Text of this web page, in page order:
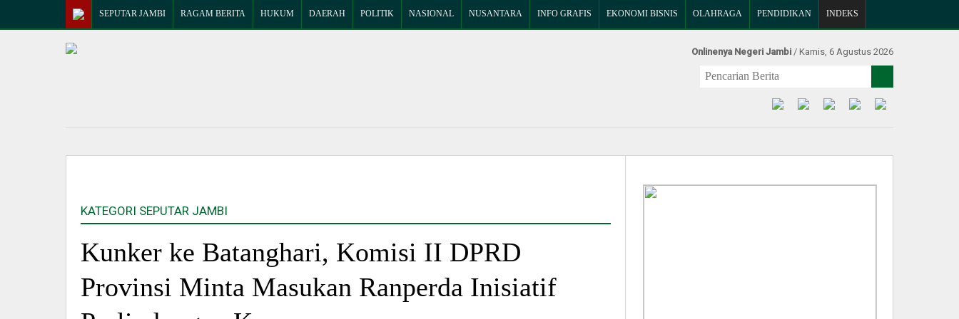
SEPUTAR JAMBI RAGAM BERITA HUKUM DAERAH POLITIK NASIONAL NUSANTARA INFO GRAFIS EKONOMI BISNIS OLAHRAGA PENDIDIKAN INDEKS
Onlinenya Negeri Jambi / Kamis, 6 Agustus 2026
KATEGORI SEPUTAR JAMBI
Kunker ke Batanghari, Komisi II DPRD
Provinsi Minta Masukan Ranperda Inisiatif